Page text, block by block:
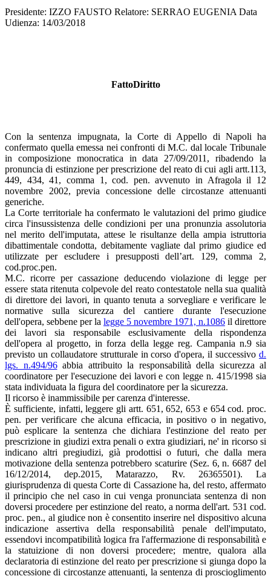
Presidente: IZZO FAUSTO Relatore: SERRAO EUGENIA Data
Udienza: 14/03/2018
FattoDiritto
Con la sentenza impugnata, la Corte di Appello di Napoli ha
confermato quella emessa nei confronti di M.C. dal locale Tribunale
in composizione monocratica in data 27/09/2011, ribadendo la
pronuncia di estinzione per prescrizione del reato di cui agli artt.113,
449, 434, 41, comma 1, cod. pen. avvenuto in Afragola il 12
novembre 2002, previa concessione delle circostanze attenuanti
generiche.
La Corte territoriale ha confermato le valutazioni del primo giudice
circa l'insussistenza delle condizioni per una pronunzia assolutoria
nel merito dell'imputata, attese le risultanze della ampia istruttoria
dibattimentale condotta, debitamente vagliate dal primo giudice ed
utilizzate per escludere i presupposti dell’art. 129, comma 2,
cod.proc.pen.
M.C. ricorre per cassazione deducendo violazione di legge per
essere stata ritenuta colpevole del reato contestatole nella sua qualità
di direttore dei lavori, in quanto tenuta a sorvegliare e verificare le
normative sulla sicurezza del cantiere durante l'esecuzione
dell'opera, sebbene per la legge 5 novembre 1971, n.1086 il direttore
dei lavori sia responsabile esclusivamente della rispondenza
dell'opera al progetto, in forza della legge reg. Campania n.9 sia
previsto un collaudatore strutturale in corso d'opera, il successivo d.
lgs. n.494/96abbia attribuito la responsabilità della sicurezza al
coordinatore per l'esecuzione dei lavori e con legge n. 415/1998 sia
stata individuata la figura del coordinatore per la sicurezza.
Il ricorso è inammissibile per carenza d'interesse.
È sufficiente, infatti, leggere gli artt. 651, 652, 653 e 654 cod. proc.
pen. per verificare che alcuna efficacia, in positivo o in negativo,
può esplicare la sentenza che dichiara l'estinzione del reato per
prescrizione in giudizi extra penali o extra giudiziari, ne' in ricorso si
indicano altri pregiudizi, già prodottisi o futuri, che dalla mera
motivazione della sentenza potrebbero scaturire (Sez. 6, n. 6687 del
16/12/2014, dep.2015, Matarazzo, Rv. 26365501). La
giurisprudenza di questa Corte di Cassazione ha, del resto, affermato
il principio che nel caso in cui venga pronunciata sentenza di non
doversi procedere per estinzione del reato, a norma dell'art. 531 cod.
proc. pen., al giudice non è consentito inserire nel dispositivo alcuna
indicazione assertiva della responsabilità penale dell'imputato,
essendovi incompatibilità logica fra l'affermazione di responsabilità e
la statuizione di non doversi procedere; mentre, qualora alla
declaratoria di estinzione del reato per prescrizione si giunga dopo la
concessione di circostanze attenuanti, la sentenza di proscioglimento